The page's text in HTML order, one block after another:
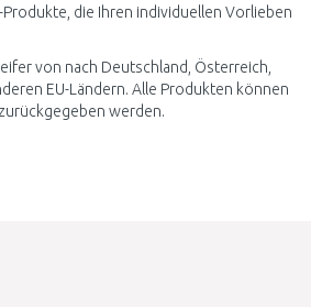
die Ihren individuellen Vorlieben
von nach Deutschland, Österreich,
EU-Ländern. Alle Produkten können
werden.